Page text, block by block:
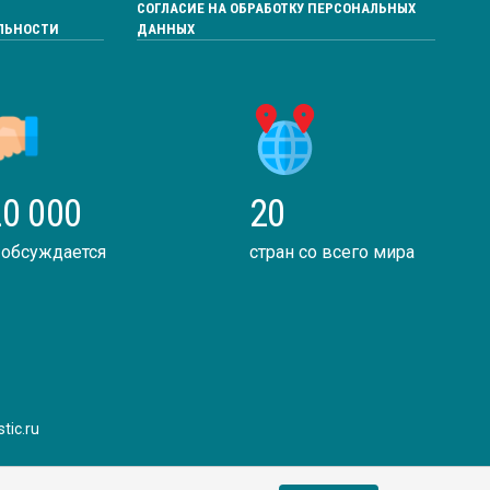
СОГЛАСИЕ НА ОБРАБОТКУ ПЕРСОНАЛЬНЫХ
ДАННЫХ
000 20
стран со всего мира